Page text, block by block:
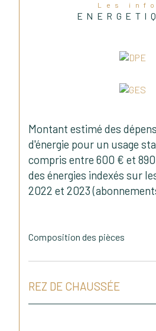
Les
Montant estimé des
d'énergie pour un usage
compris entre 600 € et
des énergies indexés sur
2022 et 2023
Composition des pièces
REZ DE CHAUSSÉE